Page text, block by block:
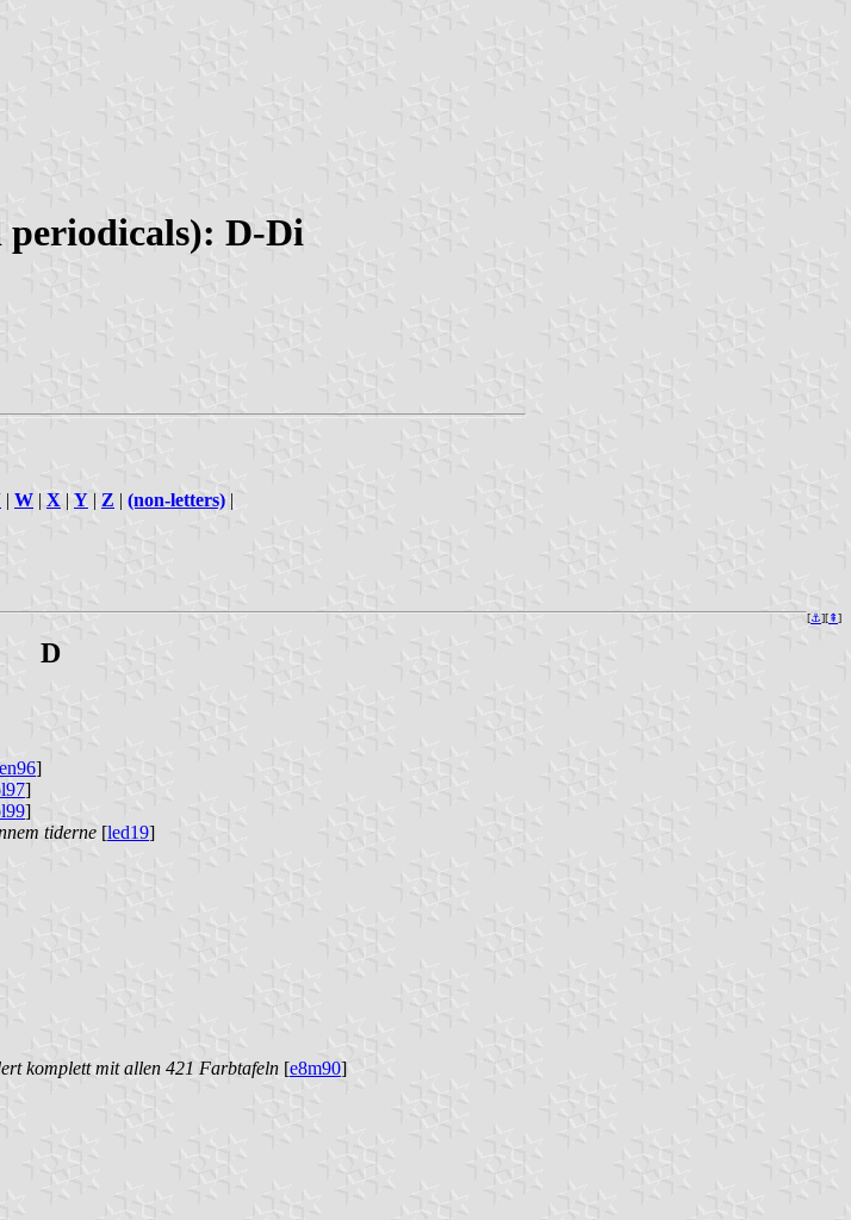
D-Di
| W | X | Y | Z | (non-letters) |
[⚓︎][⇞]
D
]
]
]
tiderne [led19]
komplett mit allen 421 Farbtafeln [e8m90]